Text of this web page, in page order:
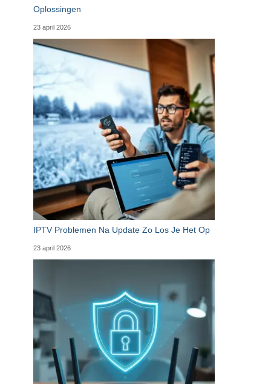
Oplossingen
23 april 2026
IPTV Problemen Na Update Zo Los Je Het Op
23 april 2026